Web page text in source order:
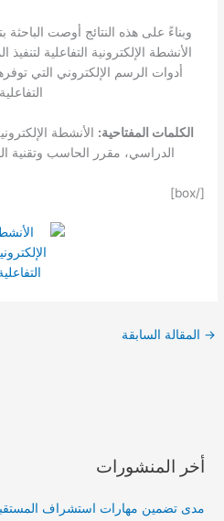
وبناءً على هذه النتائج أوصت
الأنشطة الإلكترونية التفاعلية لتنفيذ
أدوات الرسم الإلكتروني التي
الكلمات المفتاحية: الأنشطة
الدراسي، مقرر الحاسب وتقنية
[/box]
→ المقالة السابقة
أخر المنشورات
مدى تضمين مهارات استشراف